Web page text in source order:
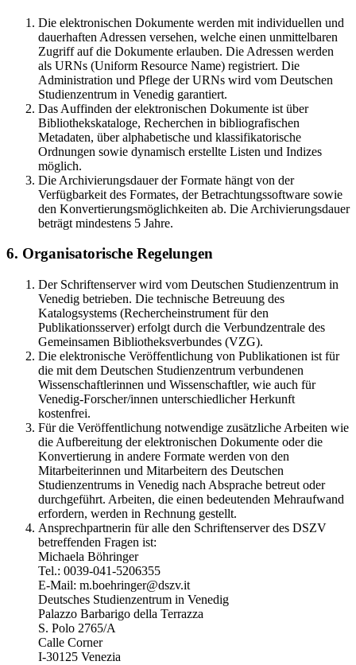
Die elektronischen Dokumente werden mit individuellen und
dauerhaften Adressen versehen, welche einen unmittelbaren
Zugriff auf die Dokumente erlauben. Die Adressen werden
als URNs (Uniform Resource Name) registriert. Die
Administration und Pflege der URNs wird vom Deutschen
Studienzentrum in Venedig garantiert.
Das Auffinden der elektronischen Dokumente ist über
Bibliothekskataloge, Recherchen in bibliografischen
Metadaten, über alphabetische und klassifikatorische
Ordnungen sowie dynamisch erstellte Listen und Indizes
möglich.
Die Archivierungsdauer der Formate hängt von der
Verfügbarkeit des Formates, der Betrachtungssoftware sowie
den Konvertierungsmöglichkeiten ab. Die Archivierungsdauer
beträgt mindestens 5 Jahre.
6. Organisatorische Regelungen
Der Schriftenserver wird vom Deutschen Studienzentrum in
Venedig betrieben. Die technische Betreuung des
Katalogsystems (Rechercheinstrument für den
Publikationsserver) erfolgt durch die Verbundzentrale des
Gemeinsamen Bibliotheksverbundes (VZG).
Die elektronische Veröffentlichung von Publikationen ist für
die mit dem Deutschen Studienzentrum verbundenen
Wissenschaftlerinnen und Wissenschaftler, wie auch für
Venedig-Forscher/innen unterschiedlicher Herkunft
kostenfrei.
Für die Veröffentlichung notwendige zusätzliche Arbeiten wie
die Aufbereitung der elektronischen Dokumente oder die
Konvertierung in andere Formate werden von den
Mitarbeiterinnen und Mitarbeitern des Deutschen
Studienzentrums in Venedig nach Absprache betreut oder
durchgeführt. Arbeiten, die einen bedeutenden Mehraufwand
erfordern, werden in Rechnung gestellt.
Ansprechpartnerin für alle den Schriftenserver des DSZV
betreffenden Fragen ist:
Michaela Böhringer
Tel.: 0039-041-5206355
E-Mail: m.boehringer@dszv.it
Deutsches Studienzentrum in Venedig
Palazzo Barbarigo della Terrazza
S. Polo 2765/A
Calle Corner
I-30125 Venezia